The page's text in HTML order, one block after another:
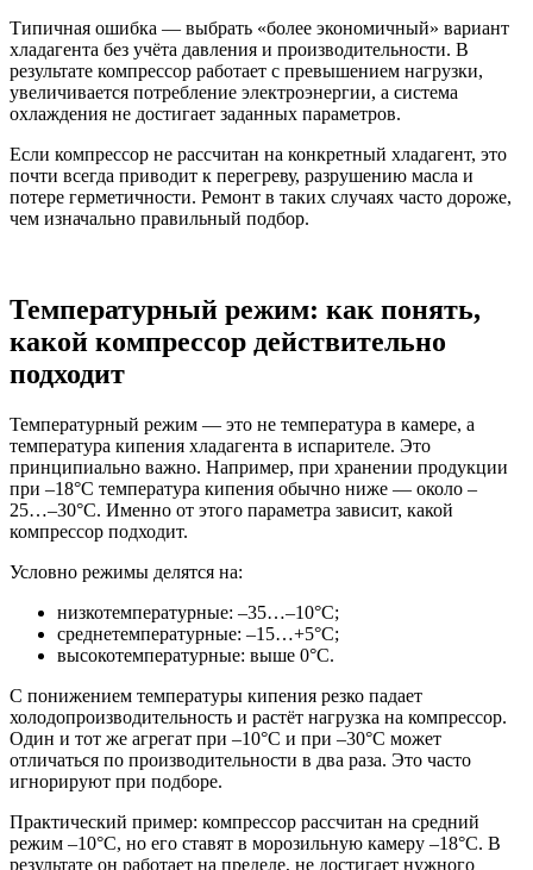
Типичная ошибка — выбрать «более экономичный» вариант
хладагента без учёта давления и производительности. В
результате компрессор работает с превышением нагрузки,
увеличивается потребление электроэнергии, а система
охлаждения не достигает заданных параметров.
Если компрессор не рассчитан на конкретный хладагент, это
почти всегда приводит к перегреву, разрушению масла и
потере герметичности. Ремонт в таких случаях часто дороже,
чем изначально правильный подбор.
Температурный режим: как понять,
какой компрессор действительно
подходит
Температурный режим — это не температура в камере, а
температура кипения хладагента в испарителе. Это
принципиально важно. Например, при хранении продукции
при –18°C температура кипения обычно ниже — около –
25…–30°C. Именно от этого параметра зависит, какой
компрессор подходит.
Условно режимы делятся на:
низкотемпературные: –35…–10°C;
среднетемпературные: –15…+5°C;
высокотемпературные: выше 0°C.
С понижением температуры кипения резко падает
холодопроизводительность и растёт нагрузка на компрессор.
Один и тот же агрегат при –10°C и при –30°C может
отличаться по производительности в два раза. Это часто
игнорируют при подборе.
Практический пример: компрессор рассчитан на средний
режим –10°C, но его ставят в морозильную камеру –18°C. В
результате он работает на пределе, не достигает нужного